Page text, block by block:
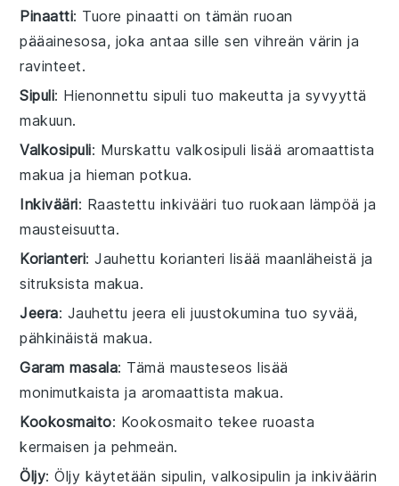
Pinaatti: Tuore pinaatti on tämän ruoan
pääainesosa, joka antaa sille sen vihreän värin ja
ravinteet.
Sipuli: Hienonnettu sipuli tuo makeutta ja syvyyttä
makuun.
Valkosipuli: Murskattu valkosipuli lisää aromaattista
makua ja hieman potkua.
Inkivääri: Raastettu inkivääri tuo ruokaan lämpöä ja
mausteisuutta.
Korianteri: Jauhettu korianteri lisää maanläheistä ja
sitruksista makua.
Jeera: Jauhettu jeera eli juustokumina tuo syvää,
pähkinäistä makua.
Garam masala: Tämä mausteseos lisää
monimutkaista ja aromaattista makua.
Kookosmaito: Kookosmaito tekee ruoasta
kermaisen ja pehmeän.
Öljy: Öljy käytetään sipulin, valkosipulin ja inkiväärin